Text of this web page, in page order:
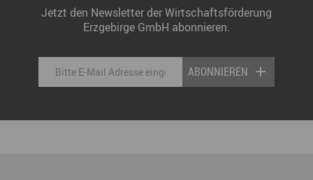
Jetzt den Newsletter der Wirtschaftsförderung
Erzgebirge GmbH abonnieren.
ABONNIEREN